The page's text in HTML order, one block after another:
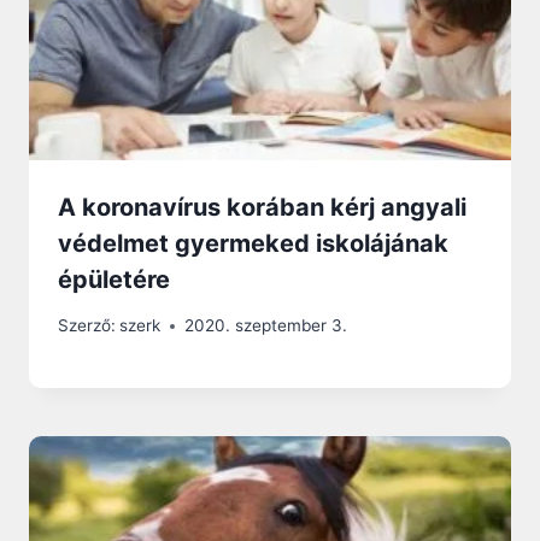
A koronavírus korában kérj angyali
védelmet gyermeked iskolájának
épületére
Szerző: szerk 2020. szeptember 3.